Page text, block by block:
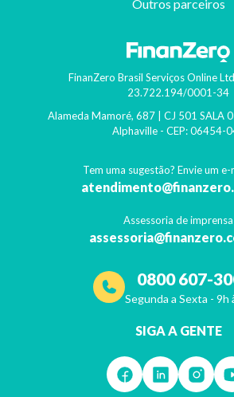
Outros parceiros
FinanZero Brasil Serviços Online
23.722.194/0001-34
Alameda Mamoré, 687 | CJ 501 SALA
Alphaville- CEP: 06454-
Tem uma sugestão? Envie um
Assessoria de imprensa
0800 607-
Segunda a Sexta - 9h
SIGA A GENTE